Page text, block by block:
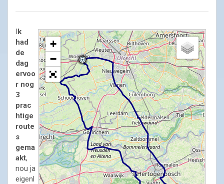
+
−
Ik
had
de
dag
ervoo
r nog
3
prac
htige
route
s
gema
akt,
nou ja
eigenl